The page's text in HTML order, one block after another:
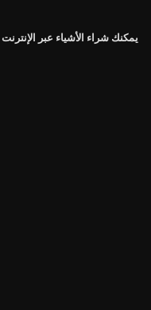
يمكنك شراء الأشياء عبر